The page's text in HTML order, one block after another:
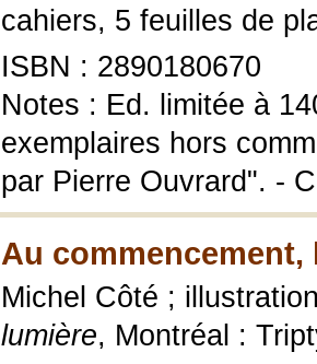
cahiers, 5 feuilles de
ISBN : 2890180670
Notes : Ed. limitée à
exemplaires hors
par Pierre Ouvrard". -
Au commencement,
Michel Côté ;
lumière, Montréal :